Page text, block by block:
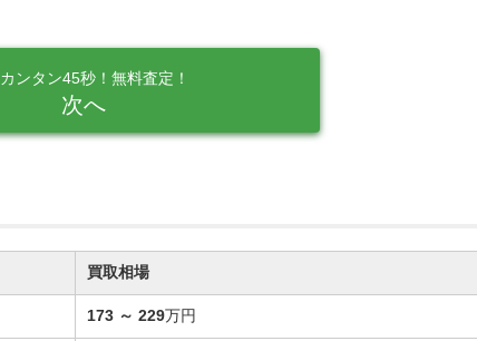
カンタン45秒！無料査定！
次へ
買取相場
173 ～ 229万円